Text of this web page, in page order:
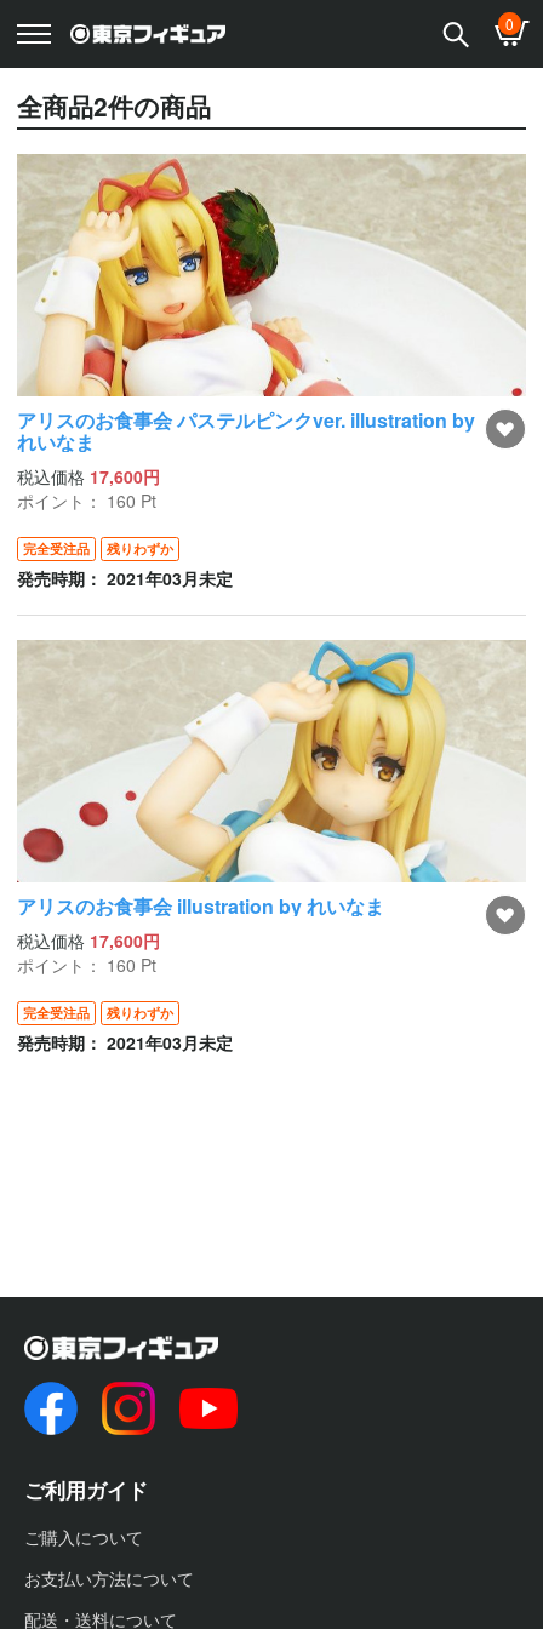
0
全商品2件の商品
アリスのお食事会 パステルピンクver. illustration by
れいなま
税込価格 17,600円
ポイント： 160 Pt
完全受注品 残りわずか
発売時期： 2021年03月未定
アリスのお食事会 illustration by れいなま
税込価格 17,600円
ポイント： 160 Pt
完全受注品 残りわずか
発売時期： 2021年03月未定
ご利用ガイド
ご購入について
お支払い方法について
配送・送料について